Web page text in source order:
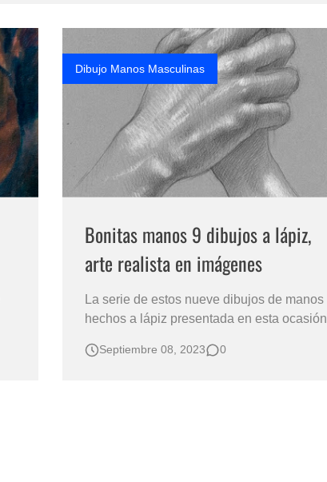
Dibujo Manos Masculinas
Bonitas manos 9 dibujos a lápiz,
arte realista en imágenes
La serie de estos nueve dibujos de manos
hechos a lápiz presentada en esta ocasión
expresión artística verdaderamente
Septiembre 08, 2023 0